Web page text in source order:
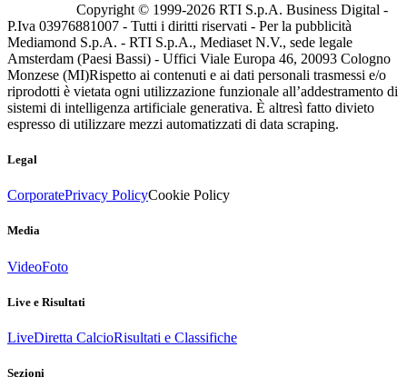
Copyright © 1999-2026 RTI S.p.A. Business Digital -
P.Iva 03976881007 - Tutti i diritti riservati - Per la pubblicità
Mediamond S.p.A. - RTI S.p.A., Mediaset N.V., sede legale
Amsterdam (Paesi Bassi) - Uffici Viale Europa 46, 20093 Cologno
Monzese (MI)Rispetto ai contenuti e ai dati personali trasmessi e/o
riprodotti è vietata ogni utilizzazione funzionale all’addestramento di
sistemi di intelligenza artificiale generativa. È altresì fatto divieto
espresso di utilizzare mezzi automatizzati di data scraping.
Legal
CorporatePrivacy PolicyCookie Policy
Media
VideoFoto
Live e Risultati
LiveDiretta CalcioRisultati e Classifiche
Sezioni